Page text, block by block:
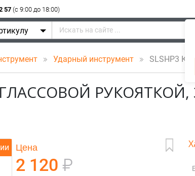
57 (c 9:00 до 18:00)
Ударный инструмент SLSHP3
РУКОЯТКОЙ,
Цена
2 120 ₽